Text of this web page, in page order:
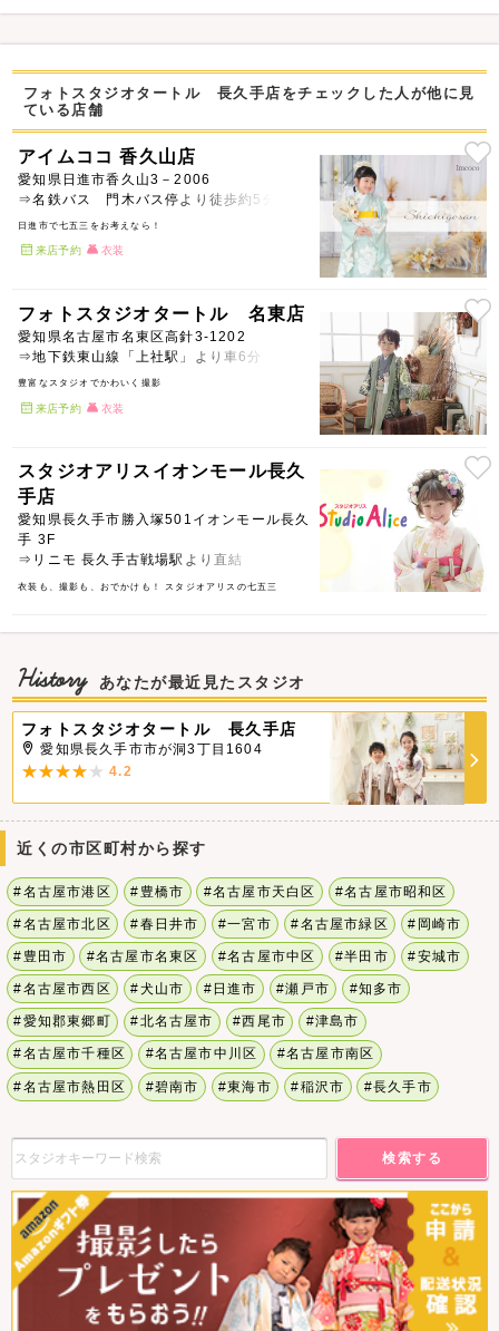
フォトスタジオタートル 長久手店をチェックした人が他に見
ている店舗
アイムココ 香久山店
愛知県日進市香久山3－2006
⇒名鉄バス 門木バス停より徒歩約5分
日進市で七五三をお考えなら！
来店予約 衣装
フォトスタジオタートル 名東店
愛知県名古屋市名東区高針3-1202
⇒地下鉄東山線「上社駅」より車6分
豊富なスタジオでかわいく撮影
来店予約 衣装
スタジオアリスイオンモール長久
手店
愛知県長久手市勝入塚501イオンモール長久
手 3F
⇒リニモ 長久手古戦場駅より直結
衣装も、撮影も、おでかけも！ スタジオアリスの七五三
History あなたが最近見たスタジオ
フォトスタジオタートル 長久手店
愛知県長久手市市が洞3丁目1604
4.2
近くの市区町村から探す
#名古屋市港区 #豊橋市 #名古屋市天白区 #名古屋市昭和区
#名古屋市北区 #春日井市 #一宮市 #名古屋市緑区 #岡崎市
#豊田市 #名古屋市名東区 #名古屋市中区 #半田市 #安城市
#名古屋市西区 #犬山市 #日進市 #瀬戸市 #知多市
#愛知郡東郷町 #北名古屋市 #西尾市 #津島市
#名古屋市千種区 #名古屋市中川区 #名古屋市南区
#名古屋市熱田区 #碧南市 #東海市 #稲沢市 #長久手市
検索する